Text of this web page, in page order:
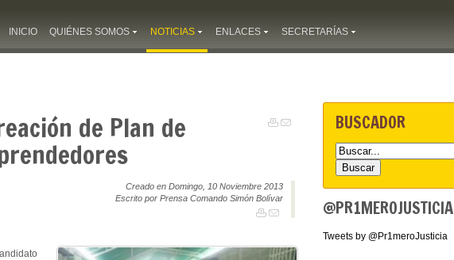
INICIO QUIÉNES SOMOS NOTICIAS ENLACES SECRETARÍAS
de Plan de
Creado en Domingo, 10 Noviembre 2013
Escrito por Prensa Comando Simón Bolívar
BUSCADOR
@PR1MEROJUSTICIA
Tweets by @Pr1meroJusticia